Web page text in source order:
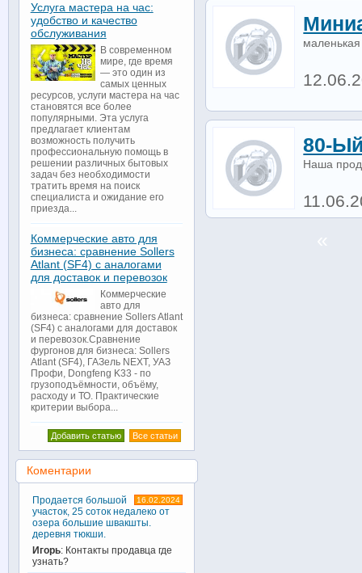
80-
Наша
«
Услуга мастера на час:
удобство и качество
обслуживания
В современном
мире, где время
— это один из
самых ценных
ресурсов, услуги мастера на час
становятся все более
популярными. Эта услуга
предлагает клиентам
возможность получить
профессиональную помощь в
решении различных бытовых
задач без необходимости
тратить время на поиск
специалиста и ожидание его
приезда...
Коммерческие авто для
бизнеса: сравнение Sollers
Atlant (SF4) с аналогами
для доставок и перевозок
Коммерческие
авто для
бизнеса: сравнение Sollers Atlant
(SF4) с аналогами для доставок
и перевозок.Сравнение
фургонов для бизнеса: Sollers
Atlant (SF4), ГАЗель NEXT, УАЗ
Профи, Dongfeng K33 - по
грузоподъёмности, объёму,
расходу и ТО. Практические
критерии выбора...
Все статьи
Добавить статью
Коментарии
16.02.2024
Продается большой
участок, 25 соток недалеко от
озера большие швакшты.
деревня тюкши.
Игорь: Контакты продавца где
узнать?